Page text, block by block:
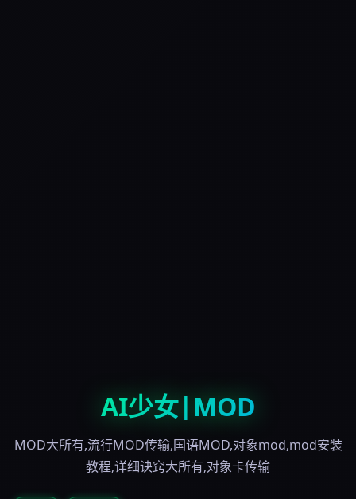
AI少女|MOD
MOD大所有,流行MOD传输,国语MOD,对象mod,mod安装
教程,详细诀窍大所有,对象卡传输